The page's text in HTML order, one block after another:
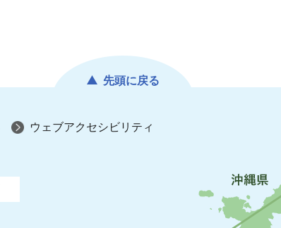
先頭に戻る
ウェブアクセシビリティ